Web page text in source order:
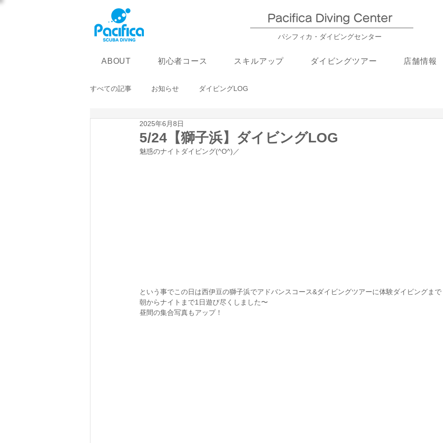
Pacifica Diving Center​
パシフィカ・ダイビングセンター
ABOUT 初心者コース スキルアップ ダイビングツアー 店舗情報
すべての記事 お知らせ ダイビングLOG
5/24【獅子浜】ダイビングLOG
2025年6月8日
魅惑のナイトダイビング(^O^)／
という事でこの日は西伊豆の獅子浜でアドバンスコース&ダイビングツアーに体験ダイビングまで
朝からナイトまで1日遊び尽くしました〜
昼間の集合写真もアップ！